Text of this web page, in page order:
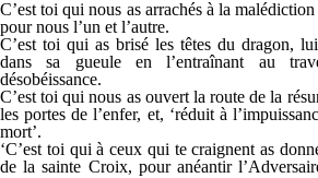
C’est toi qui nous as arrachés à la
pour nous l’un et l’autre.
C’est toi qui as brisé les têtes du dragon,
dans sa gueule en l’entraînant au
désobéissance.
C’est toi qui nous as ouvert la route de la
les portes de l’enfer, et, ‘réduit à
mort’.
‘C’est toi qui à ceux qui te craignent as
de la sainte Croix, pour anéantir